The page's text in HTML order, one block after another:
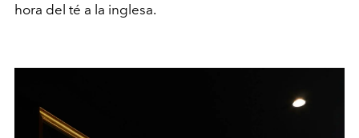
hora del té a la inglesa.